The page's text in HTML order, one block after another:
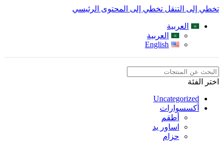
تخطي إلى التنقل تخطي إلى المحتوى الرئيسي
العربية
العربية
English
اختر الفئة
Uncategorized
أكسسوارات
أطقم
اساور يد
حزام